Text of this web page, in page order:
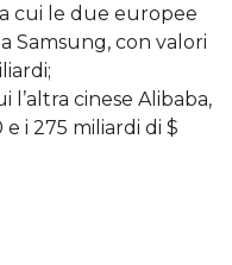
cui le due europee
Samsung, con valori
l’altra cinese Alibaba,
i 275 miliardi di $